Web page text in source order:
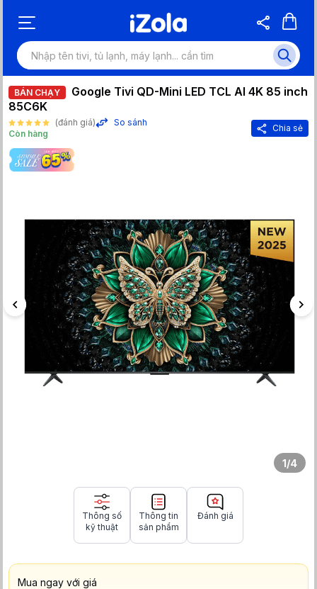
BÁN CHẠY
Google Tivi QD-Mini LED TCL AI 4K 85 inch
85C6K
(đánh giá)
So sánh
Còn hàng
Chia sẻ
1/4
Thông số
kỹ thuật
Thông tin
sản phẩm
Đánh giá
Mua ngay với giá